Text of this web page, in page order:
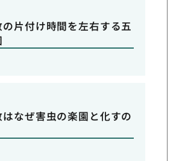
の片付け時間を左右する五
はなぜ害虫の楽園と化すの